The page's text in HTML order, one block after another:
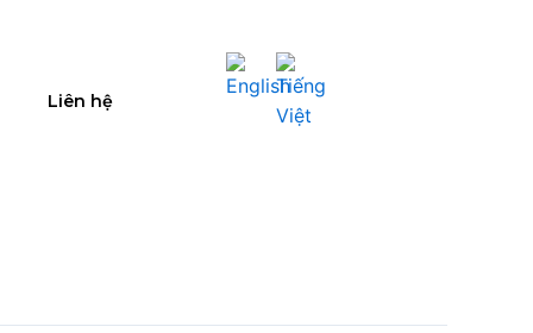
Liên hệ